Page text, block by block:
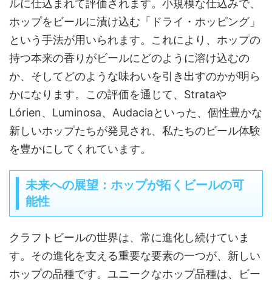
ルに仕込まれて評価されます。小規模な仕込みで、
ホップをビールに漬け込む「ドライ・ホッピング」
という手法が用いられます。これにより、ホップの
持つ本来の香りがビールにどのように溶け込むの
か、そしてどのような味わいを引き出すのかが明ら
かになります。この評価を通じて、Strataや
Lórien、Luminosa、Audaciaといった、個性豊かな
新しいホップたちが発見され、私たちのビール体験
を豊かにしてくれています。
未来への展望：ホップが拓くビールの可
能性
クラフトビールの世界は、常に進化し続けていま
す。その進化を支える重要な要素の一つが、新しい
ホップの品種です。ユニークなホップ品種は、ビー